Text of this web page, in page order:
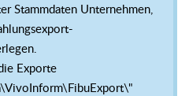
Stammdaten Unternehmen,
Exporte